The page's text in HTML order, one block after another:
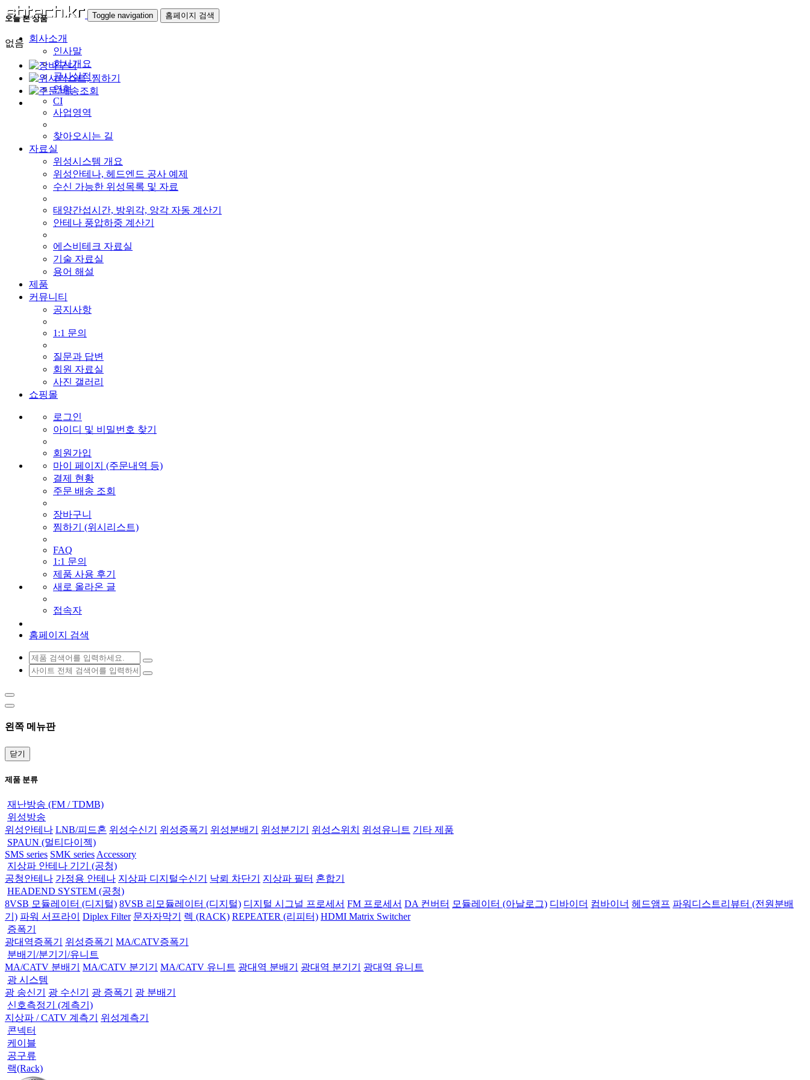
Toggle navigation 홈페이지 검색
회사소개
인사말
회사개요
공사실적
연혁
CI
사업영역
찾아오시는 길
자료실
위성시스템 개요
위성안테나, 헤드엔드 공사 예제
수신 가능한 위성목록 및 자료
태양간섭시간, 방위각, 앙각 자동 계산기
안테나 풍압하중 계산기
에스비테크 자료실
기술 자료실
용어 해설
제품
커뮤니티
공지사항
1:1 문의
질문과 답변
회원 자료실
사진 갤러리
쇼핑몰
로그인
아이디 및 비밀번호 찾기
회원가입
마이 페이지 (주문내역 등)
결제 현황
주문 배송 조회
장바구니
찜하기 (위시리스트)
FAQ
1:1 문의
제품 사용 후기
새로 올라온 글
접속자
홈페이지 검색
왼쪽 메뉴판
닫기
제품 분류
재난방송 (FM / TDMB)
위성방송
위성안테나 LNB/피드혼 위성수신기 위성증폭기 위성분배기 위성분기기 위성스위치 위성유니트 기타 제품
SPAUN (멀티다이젝)
SMS series SMK series Accessory
지상파 안테나 기기 (공청)
공청안테나 가정용 안테나 지상파 디지털수신기 낙뢰 차단기 지상파 필터 혼합기
HEADEND SYSTEM (공청)
8VSB 모듈레이터 (디지털) 8VSB 리모듈레이터 (디지털) 디지털 시그널 프로세서 FM 프로세서 DA 컨버터 모듈레이터 (아날로그) 디바이더 컴바이너 헤드앰프 파워디스트리뷰터 (전원분배
기) 파워 서프라이 Diplex Filter 문자자막기 렉 (RACK) REPEATER (리피터) HDMI Matrix Switcher
증폭기
광대역증폭기
위성증폭기
MA/CATV증폭기
분배기/분기기/유니트
MA/CATV 분배기
MA/CATV 분기기 MA/CATV 유니트 광대역 분배기 광대역 분기기
광대역 유니트
광 시스템
광 송신기
광 수신기 광 증폭기
광 분배기
신호측정기 (계측기)
지상파 / CATV 계측기
위성계측기
콘넥터
케이블
공구류
랙(Rack)
오늘 본 상품
없음